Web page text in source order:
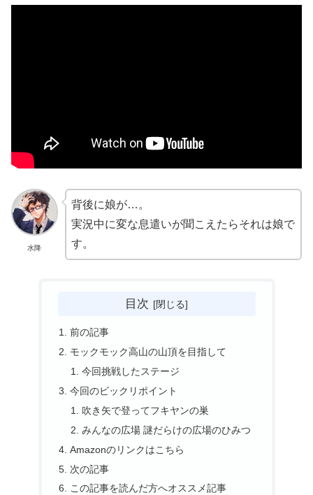
水降
背後に娘が…。
実況中に変な息遣いが聞こえたらそれは娘で
す。
目次
前の記事
モックモック高山の山頂を目指して
今回挑戦したステージ
今回のビックリポイント
吹き矢で登ってフキヤンの巣
みんなの広場 謎だらけの広場のひみつ
Amazonのリンクはこちら
次の記事
この記事を読んだ方へオススメ記事